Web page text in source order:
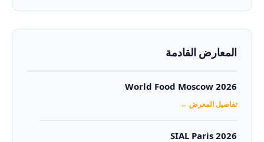
المعارض القادمة
World Food Moscow 2026
تفاصيل المعرض ←
SIAL Paris 2026